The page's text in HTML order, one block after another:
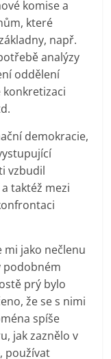
komise a
které
např.
analýzy
oddělení
konkretizaci
demokracie,
vzbudil
taktéž mezi
mi jako nečlenu
podobném
prý bylo
že se s nimi
spíše
jak zaznělo v
používat